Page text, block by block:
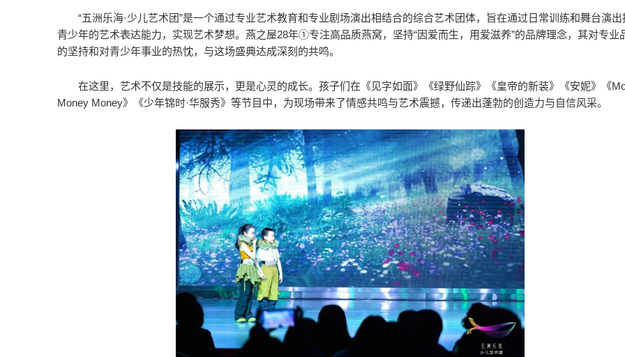
“五洲乐海·少儿艺术团”是一个通过专业艺术教育和专业剧场演出相结合的综合艺术团体，旨在通过日常训练和舞台演出
青少年的艺术表达能力，实现艺术梦想。燕之屋28年①专注高品质燕窝，坚持“因爱而生，用爱滋养”的品牌理念，其对专业
的坚持和对青少年事业的热忱，与这场盛典达成深刻的共鸣。
在这里，艺术不仅是技能的展示，更是心灵的成长。孩子们在《见字如面》《绿野仙踪》《皇帝的新装》《安妮》《
Money Money》《少年锦时·华服秀》等节目中，为现场带来了情感共鸣与艺术震撼，传递出蓬勃的创造力与自信风采。